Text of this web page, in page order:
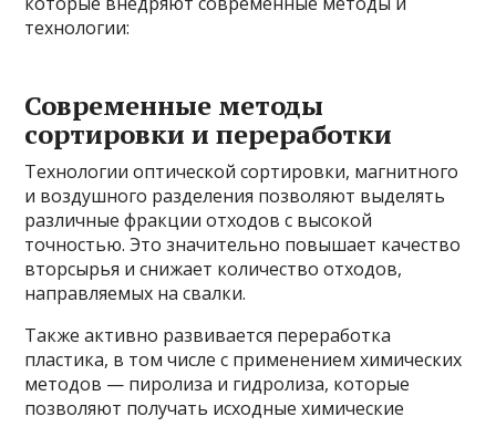
технологии:
Современные методы
сортировки и переработки
Технологии оптической сортировки, магнитного
и воздушного разделения позволяют выделять
различные фракции отходов с высокой
точностью. Это значительно повышает качество
вторсырья и снижает количество отходов,
направляемых на свалки.
Также активно развивается переработка
пластика, в том числе с применением химических
методов — пиролиза и гидролиза, которые
позволяют получать исходные химические